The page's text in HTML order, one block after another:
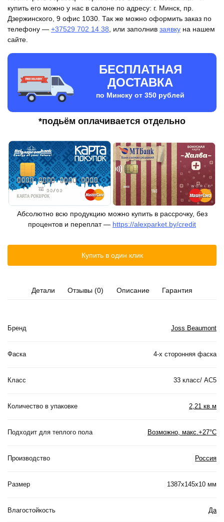
купить его можно у нас в салоне по адресу: г. Минск, пр.
Дзержинского, 9 офис 1030. Так же можно оформить заказ по
телефону — +37529 702 14 38 , или заполнив заявку на нашем
сайте.
БЕСПЛАТНАЯ
ДОСТАВКА
по Минску от 350 рублей
*подьём оплачивается отдельно
Абсолютно всю продукцию можно купить в рассрочку, без
процентов и переплат — https://alexparket.by/credit
Купить в один клик
Детали Отзывы (0) Описание Гарантия
Бренд Joss Beaumont
Фаска 4-х сторонняя фаска
Класс 33 класс/ АС5
Количество в упаковке 2,21 кв.м
Подходит для теплого пола Возможно, макс.+27°С
Производство Россия
Размер 1387x145x10 мм
Влагостойкость Да